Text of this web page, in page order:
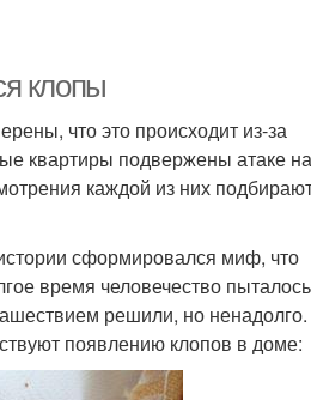
клопы
что это происходит из-за
квартиры подвержены атаке
каждой из них
сформировался миф, что
время человечество
решили, но
появлению клопов в доме: